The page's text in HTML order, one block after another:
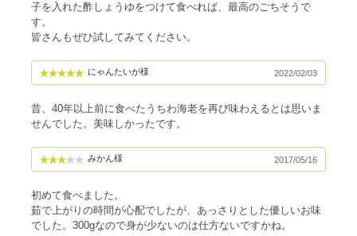
子を入れた酢しょうゆをつけて食べれば、最高のごちそうで
す。
皆さんもぜひ試してみてください。
にゃんたいが様 2022/02/03
昔、40年以上前に食べたうちわ海老を再び味わえるとは思いま
せんでした。美味しかったです。
みかん様 2017/05/16
初めて食べました。
茹で上がりの時間が心配でしたが、あっさりとした優しいお味
でした。300gなので身が少ないのは仕方ないですかね。